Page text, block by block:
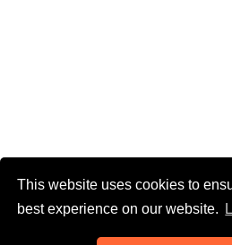
This website uses cookies to
best experience on our website.